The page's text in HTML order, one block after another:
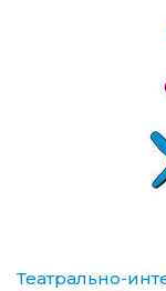
Театрально-